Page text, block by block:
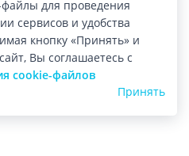
в Балакове10 отделений
для проведения
сервисов и удобства
кнопку «Принять» и
Вы соглашаетесь с
cookie-файлов
Принять